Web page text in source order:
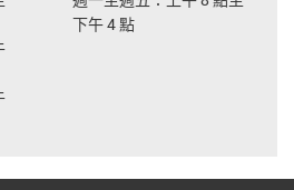
下午 4 點